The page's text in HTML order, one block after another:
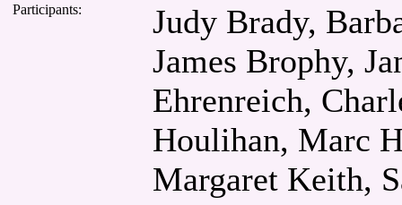
Participants:
Judy Brady,
James Brophy,
Ehrenreich,
Houlihan, Marc
Margaret Keith,